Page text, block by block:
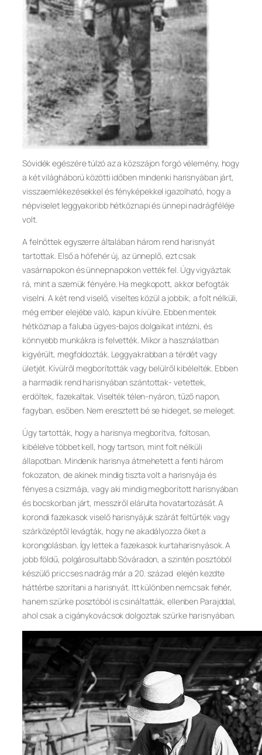
Sóvidék egészére túlzó az a közszájon forgó vélemény, hogy
a két világháború közötti időben mindenki harisnyában járt,
visszaemlékezésekkel és fényképekkel igazolható, hogy a
népviselet leggyakoribb hétköznapi és ünnepi nadrágféléje
volt.
A felnőttek egyszerre általában három rend harisnyát
tartottak. Első a hófehér új, az ünneplő, ezt csak
vasárnapokon és ünnepnapokon vették fel. Úgy vigyáztak
rá, mint a szemük fényére. Ha megkopott, akkor befogták
viselni. A két rend viselő, viseltes közül a jobbik, a folt nélküli,
még ember elejébe való, kapun kívülre. Ebben mentek
hétköznap a faluba ügyes-bajos dolgaikat intézni, és
könnyebb munkákra is felvették. Mikor a használatban
kigyérült, megfoldozták. Leggyakrabban a térdét vagy
ületjét. Kívülről megborították vagy belülről kibélelték. Ebben
a harmadik rend harisnyában szántottak- vetettek,
erdöltek, fazekaltak. Viselték télen-nyáron, tűző napon,
fagyban, esőben. Nem eresztett bé se hideget, se meleget.
Úgy tartották, hogy a harisnya megborítva, foltosan,
kibélelve többet kell, hogy tartson, mint folt nélküli
állapotban. Mindenik harisnya átmehetett a fenti három
fokozaton, de akinek mindig tiszta volt a harisnyája és
fényes a csizmája, vagy aki mindig megborított harisnyában
és bocskorban járt, messziről elárulta hovatartozását. A
korondi fazekasok viselő harisnyájuk szárát feltűrték vagy
szárközéptől levágták, hogy ne akadályozza őket a
korongolásban. Így lettek a fazekasok kurtaharisnyások. A
jobb földű, polgárosultabb Sóváradon, a szintén posztóból
készülő priccses nadrág már a 20. század elején kezdte
háttérbe szorítani a harisnyát. Itt különben nemcsak fehér,
hanem szürke posztóból is csináltatták, ellenben Parajddal,
ahol csak a cigánykovácsok dolgoztak szürke harisnyában.